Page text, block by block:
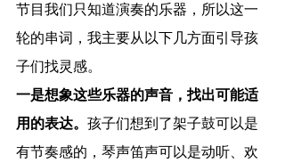
节目我们只知道演奏的乐器，所以这一
轮的串词，我主要从以下几方面引导孩
子们找灵感。
一是想象这些乐器的声音，找出可能适
用的表达。 孩子们想到了架子鼓可以是
有节奏感的，琴声笛声可以是动听、欢